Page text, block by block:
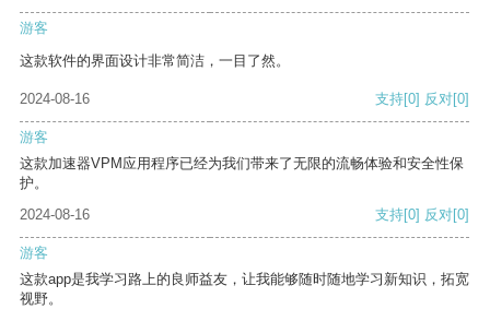
游客
这款软件的界面设计非常简洁，一目了然。
2024-08-16 支持[0] 反对[0]
游客
这款加速器VPM应用程序已经为我们带来了无限的流畅体验和安全性保
护。
2024-08-16
支持[0] 反对[0]
游客
这款app是我学习路上的良师益友，让我能够随时随地学习新知识，拓宽
视野。